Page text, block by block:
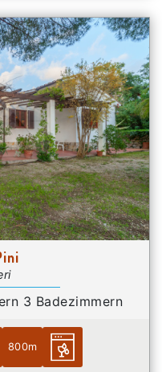
3 Badezimmern
800m